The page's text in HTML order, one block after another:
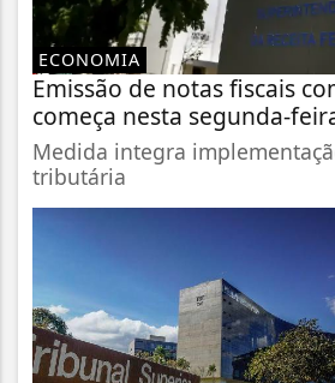
ECONOMIA
Emissão de notas fiscais
começa nesta segunda-
Medida integra
tributária